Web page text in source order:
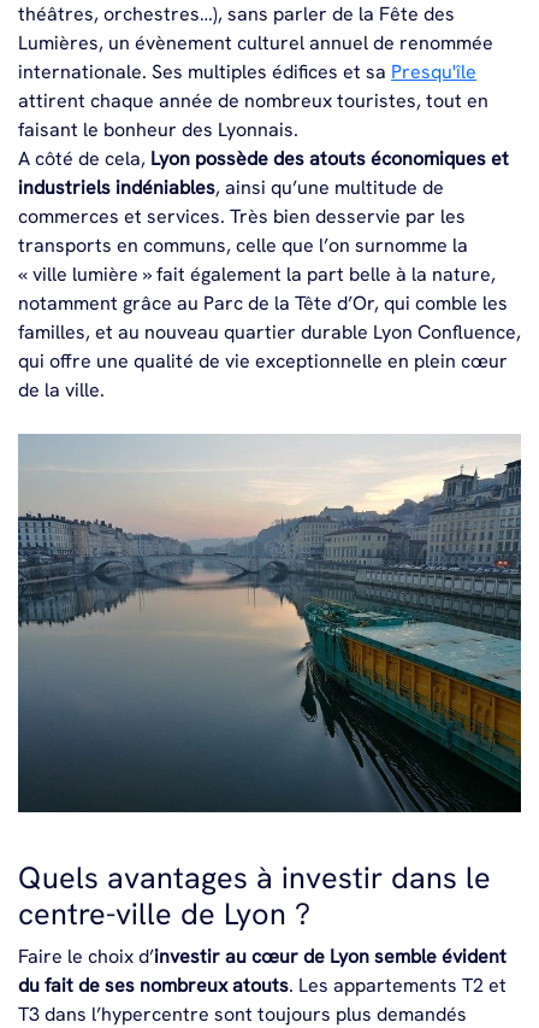
théâtres, orchestres…), sans parler de la Fête des
Lumières, un évènement culturel annuel de renommée
internationale. Ses multiples édifices et sa Presqu'île
attirent chaque année de nombreux touristes, tout en
faisant le bonheur des Lyonnais.
A côté de cela, Lyon possède des atouts économiques et
industriels indéniables, ainsi qu’une multitude de
commerces et services. Très bien desservie par les
transports en communs, celle que l’on surnomme la
« ville lumière » fait également la part belle à la nature,
notamment grâce au Parc de la Tête d’Or, qui comble les
familles, et au nouveau quartier durable Lyon Confluence,
qui offre une qualité de vie exceptionnelle en plein cœur
de la ville.
Quels avantages à investir dans le
centre-ville de Lyon ?
Faire le choix d’investir au cœur de Lyon semble évident
du fait de ses nombreux atouts. Les appartements T2 et
T3 dans l’hypercentre sont toujours plus demandés